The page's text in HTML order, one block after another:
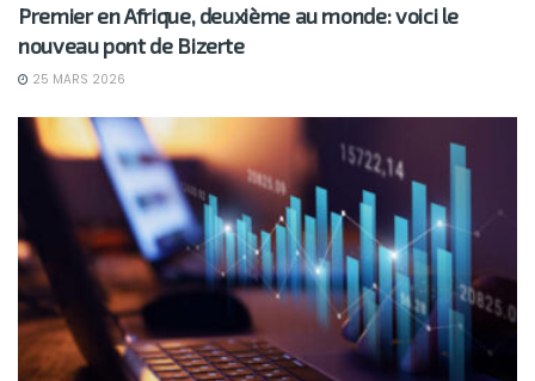
Premier en Afrique, deuxième au monde: voici le
nouveau pont de Bizerte
25 MARS 2026